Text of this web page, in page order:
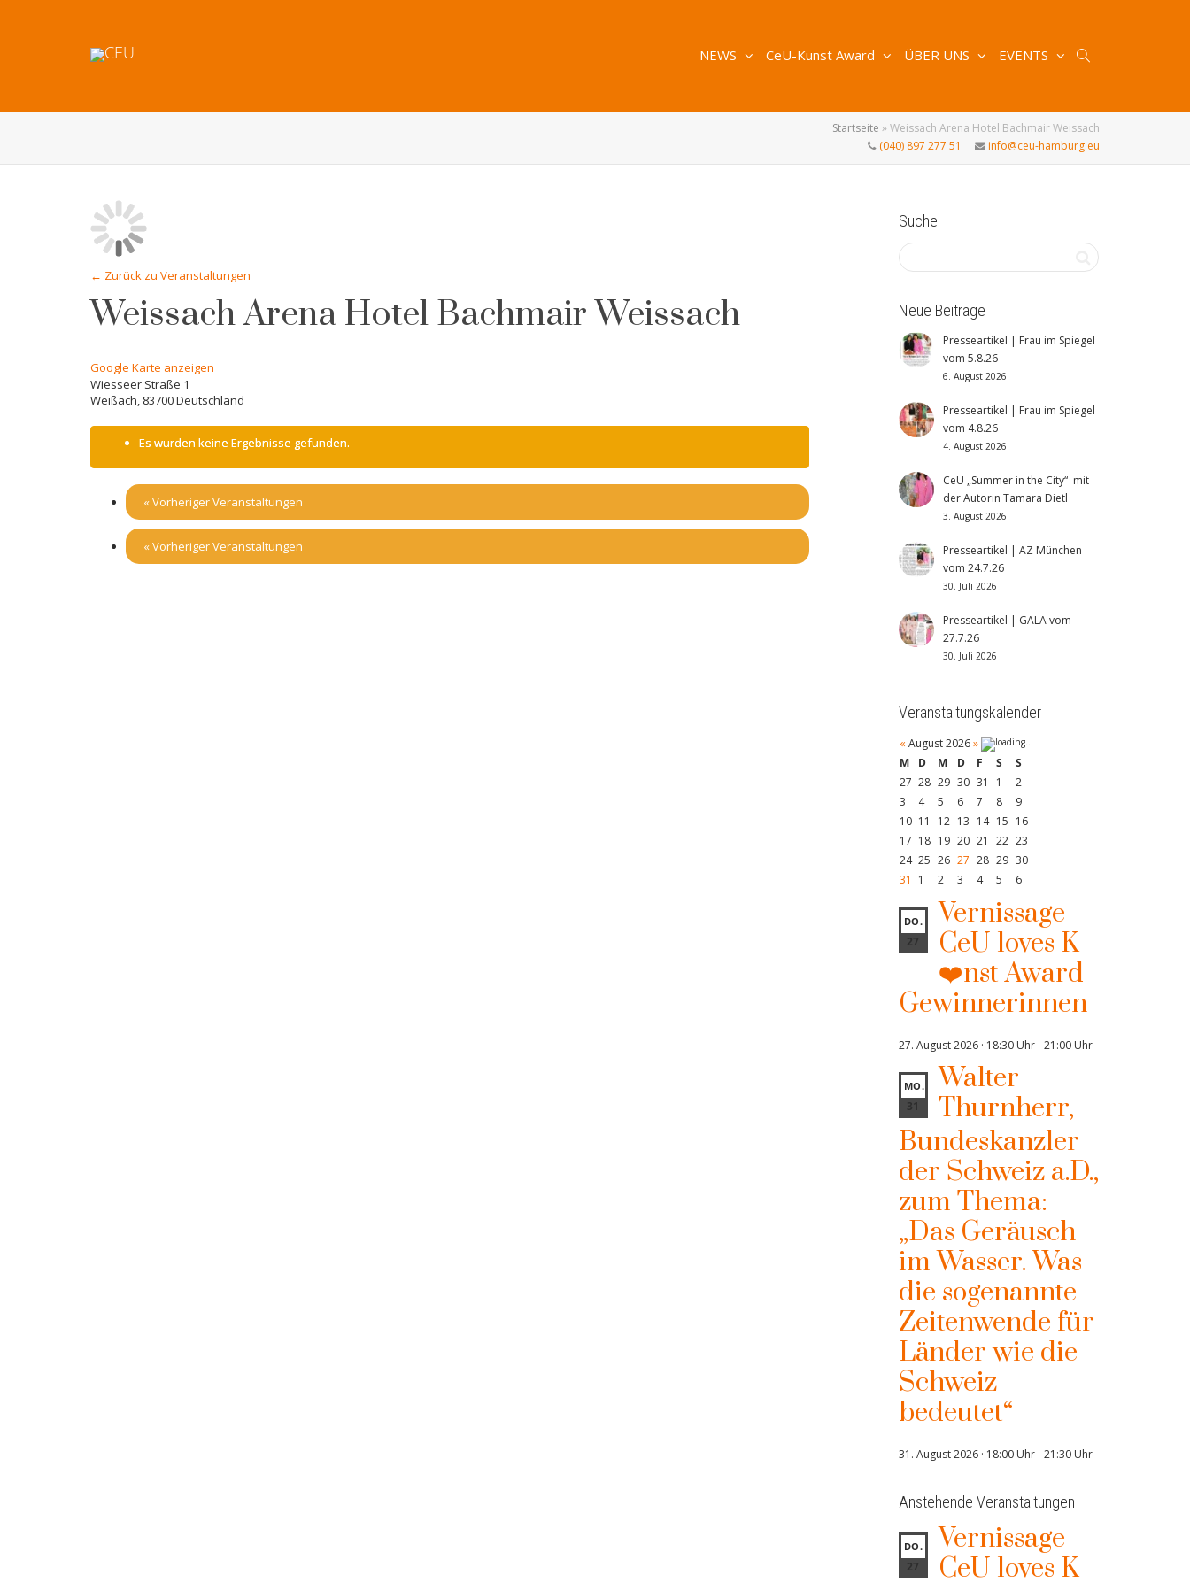
NEWS CeU-Kunst Award ÜBER UNS EVENTS
Startseite » Weissach Arena Hotel Bachmair Weissach
(040) 897 277 51
info@ceu-hamburg.eu
← Zurück zu Veranstaltungen
Weissach Arena Hotel Bachmair Weissach
Google Karte anzeigen
Wiesseer Straße 1
Weißach, 83700Deutschland
Es wurden keine Ergebnisse gefunden.
«Vorheriger Veranstaltungen
«Vorheriger Veranstaltungen
Suche
Neue Beiträge
Presseartikel | Frau im Spiegel
vom 5.8.26
6. August 2026
Presseartikel | Frau im Spiegel
vom 4.8.26
4. August 2026
CeU „Summer in the City“ mit
der Autorin Tamara Dietl
3. August 2026
Presseartikel | AZ München
vom 24.7.26
30. Juli 2026
Presseartikel | GALA vom
27.7.26
30. Juli 2026
Veranstaltungskalender
« August 2026 »
M
D M D F S
S
27 28 29 30 31 1
2
3
4 5 6 7 8
9
10 11 12 13 14 15 16
17 18 19 20 21 22 23
24 25 26 27 28 29 30
31
1 2 3 4 5 6
DO.
27
Vernissage
CeU loves K
❤️nst Award
Gewinnerinnen
27. August 2026 · 18:30 Uhr-21:00 Uhr
MO.
31
Walter
Thurnherr,
Bundeskanzler
der Schweiz a.D.,
zum Thema:
„Das Geräusch
im Wasser. Was
die sogenannte
Zeitenwende für
Länder wie die
Schweiz
bedeutet“
31. August 2026 · 18:00 Uhr-21:30 Uhr
Anstehende Veranstaltungen
DO.
27
Vernissage
CeU loves K